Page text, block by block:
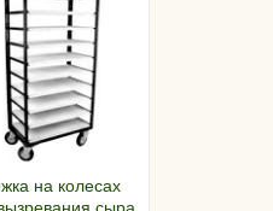
на колесах
сыра